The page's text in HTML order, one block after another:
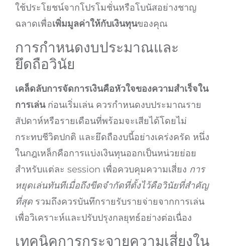
ใช้ประโยชน์จากโปรโมชั่นหรือโบนัสอย่างชาญ
ฉลาดเพื่อเพิ่มมูลค่าให้กับเงินทุนของคุณ
การกำหนดงบประมาณและ
ยึดถือวินัย
เคล็ดลับการจัดการเงินคือหัวใจของความสำเร็จใน
การเล่นก่อนเริ่มเล่น ควรกำหนดงบประมาณราย
สัปดาห์หรือรายเดือนที่พร้อมจะเสียได้โดยไม่
กระทบชีวิตปกติ และยึดถืองบนี้อย่างเคร่งครัด หนึ่ง
ในกฎเหล็กคือการแบ่งเงินทุนออกเป็นหน่วยย่อย
สำหรับแต่ละ session เพื่อควบคุมความเสี่ยง การ
หยุดเล่นทันทีเมื่อถึงขีดจำกัดที่ตั้งไว้คือวินัยที่สำคัญ
ที่สุด รวมถึงควรบันทึกรายรับรายจ่ายจากการเล่น
เพื่อวิเคราะห์และปรับปรุงกลยุทธ์อย่างต่อเนื่อง
เทคนิคการกระจายความเสี่ยงใน